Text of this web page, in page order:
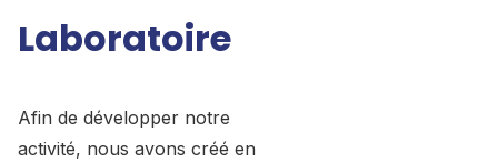
Laboratoire
Afin de développer notre
activité, nous avons créé en